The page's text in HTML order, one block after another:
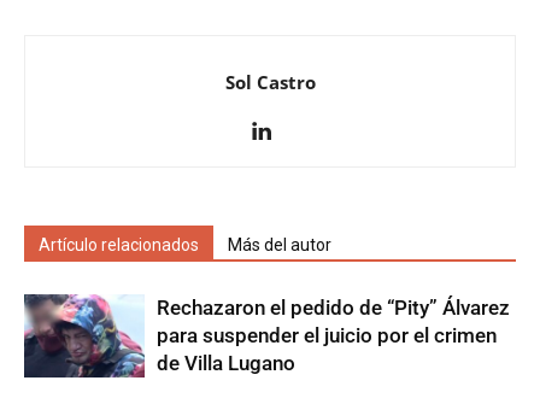
Sol Castro
Artículo relacionados Más del autor
Rechazaron el pedido de “Pity” Álvarez
para suspender el juicio por el crimen
de Villa Lugano